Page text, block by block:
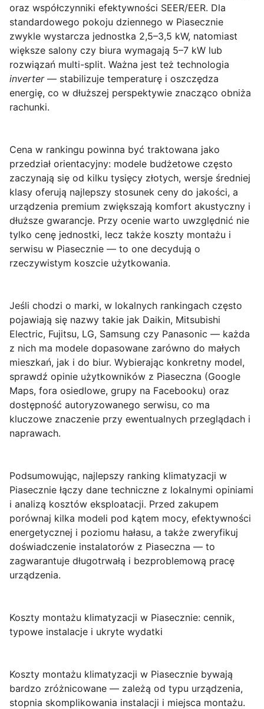
oraz współczynniki efektywności SEER/EER. Dla
standardowego pokoju dziennego w Piasecznie
zwykle wystarcza jednostka 2,5–3,5 kW, natomiast
większe salony czy biura wymagają 5–7 kW lub
rozwiązań multi-split. Ważna jest też technologia
inverter— stabilizuje temperaturę i oszczędza
energię, co w dłuższej perspektywie znacząco obniża
rachunki.
Cena w rankingu powinna być traktowana jako
przedział orientacyjny: modele budżetowe często
zaczynają się od kilku tysięcy złotych, wersje średniej
klasy oferują najlepszy stosunek ceny do jakości, a
urządzenia premium zwiększają komfort akustyczny i
dłuższe gwarancje. Przy ocenie warto uwzględnić nie
tylko cenę jednostki, lecz także koszty montażu i
serwisu w Piasecznie — to one decydują o
rzeczywistym koszcie użytkowania.
Jeśli chodzi o marki, w lokalnych rankingach często
pojawiają się nazwy takie jak Daikin, Mitsubishi
Electric, Fujitsu, LG, Samsung czy Panasonic — każda
z nich ma modele dopasowane zarówno do małych
mieszkań, jak i do biur. Wybierając konkretny model,
sprawdź opinie użytkowników z Piaseczna (Google
Maps, fora osiedlowe, grupy na Facebooku) oraz
dostępność autoryzowanego serwisu, co ma
kluczowe znaczenie przy ewentualnych przeglądach i
naprawach.
Podsumowując, najlepszy ranking klimatyzacji w
Piasecznie łączy dane techniczne z lokalnymi opiniami
i analizą kosztów eksploatacji. Przed zakupem
porównaj kilka modeli pod kątem mocy, efektywności
energetycznej i poziomu hałasu, a także zweryfikuj
doświadczenie instalatorów z Piaseczna — to
zagwarantuje długotrwałą i bezproblemową pracę
urządzenia.
Koszty montażu klimatyzacji w Piasecznie: cennik,
typowe instalacje i ukryte wydatki
Koszty montażu klimatyzacji w Piasecznie bywają
bardzo zróżnicowane — zależą od typu urządzenia,
stopnia skomplikowania instalacji i miejsca montażu.